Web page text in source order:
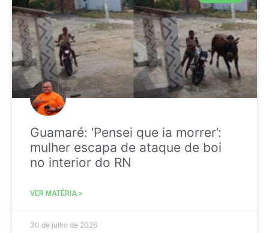
Guamaré: ‘Pensei que ia morrer’:
mulher escapa de ataque de boi
no interior do RN
VER MATÉRIA »
30 de julho de 2026